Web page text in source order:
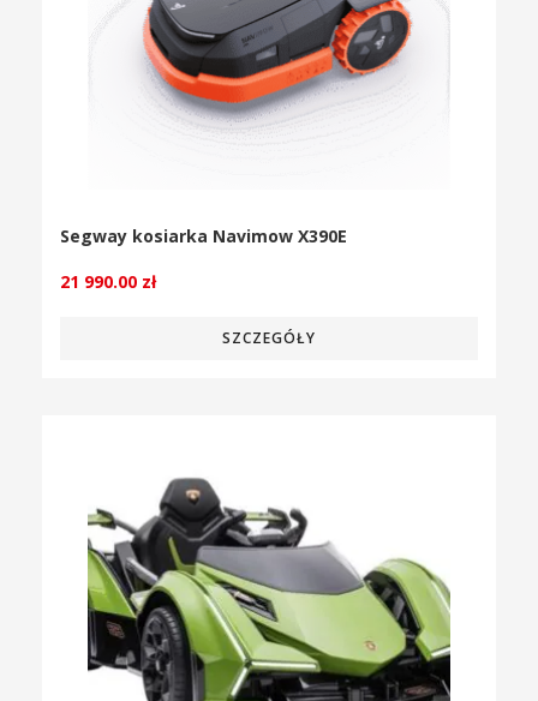
Segway kosiarka Navimow X390E
21 990.00 zł
SZCZEGÓŁY